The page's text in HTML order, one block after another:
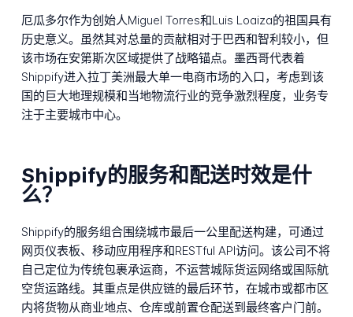
厄瓜多尔作为创始人Miguel Torres和Luis Loaiza的祖国具有
历史意义。虽然其对总量的贡献相对于巴西和智利较小，但
该市场在安第斯次区域提供了战略锚点。墨西哥代表着
Shippify进入拉丁美洲最大单一电商市场的入口，考虑到该
国的巨大地理规模和当地物流行业的竞争激烈程度，业务专
注于主要城市中心。
Shippify的服务和配送时效是什
么？
Shippify的服务组合围绕城市最后一公里配送构建，可通过
网页仪表板、移动应用程序和RESTful API访问。该公司不将
自己定位为传统包裹承运商，不运营城际货运网络或国际航
空货运路线。其重点是供应链的最后环节，在城市或都市区
内将货物从商业地点、仓库或前置仓配送到最终客户门前。